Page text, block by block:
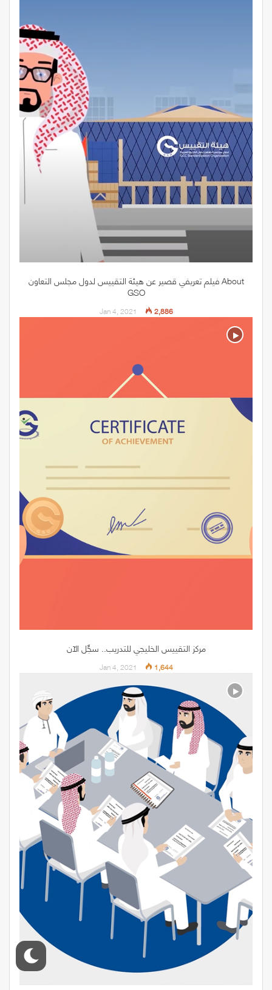
أغذية ممنوع تقديمها في مقصف المدرسة | هيئة التقييس
Oct 8, 2019
Jun 25, 2019 3,409